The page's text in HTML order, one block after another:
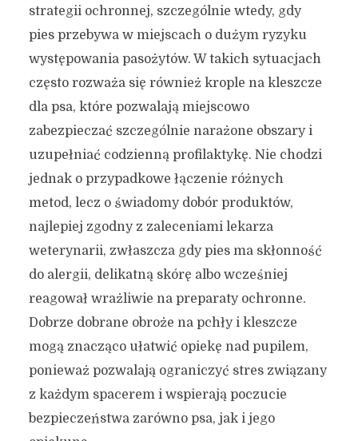
strategii ochronnej, szczególnie wtedy, gdy
pies przebywa w miejscach o dużym ryzyku
występowania pasożytów. W takich sytuacjach
często rozważa się również krople na kleszcze
dla psa, które pozwalają miejscowo
zabezpieczać szczególnie narażone obszary i
uzupełniać codzienną profilaktykę. Nie chodzi
jednak o przypadkowe łączenie różnych
metod, lecz o świadomy dobór produktów,
najlepiej zgodny z zaleceniami lekarza
weterynarii, zwłaszcza gdy pies ma skłonność
do alergii, delikatną skórę albo wcześniej
reagował wrażliwie na preparaty ochronne.
Dobrze dobrane obroże na pchły i kleszcze
mogą znacząco ułatwić opiekę nad pupilem,
ponieważ pozwalają ograniczyć stres związany
z każdym spacerem i wspierają poczucie
bezpieczeństwa zarówno psa, jak i jego